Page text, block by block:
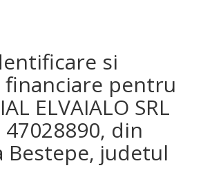
si
pentru
ELVAIALO SRL
47028890, din
Bestepe, judetul